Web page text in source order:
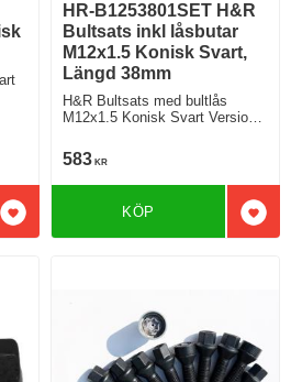
Lägg till i favoriter
HR-B1253801SET H&R
Bultsats inkl låsbutar
M12x1.5 Konisk Svart,
Längd 38mm
H&R Bultsats med bultlås
M12x1.5 Konisk Svart Version
583 KR
KÖP